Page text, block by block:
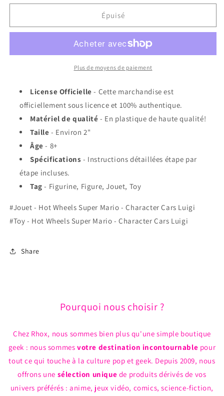
quantité
Jouet
Wheels
-
Cars
Luigi
quantité
Jouet
Hot
Wheels
Super
-
Cars
Luigi
Épuisé
Plus de moyens de paiement
License Officielle - Cette marchandise est
officiellement sous licence et 100% authentique.
Matériel de qualité - En plastique de haute qualité!
Taille - Environ 2"
Âge - 8+
Spécifications - Instructions détaillées étape par
étape incluses.
Tag - Figurine, Figure, Jouet, Toy
#Jouet - Hot Wheels Super Mario - Character Cars Luigi
#Toy - Hot Wheels Super Mario - Character Cars Luigi
Share
Pourquoi nous choisir ?
Chez Rhox, nous sommes bien plus qu'une simple boutique
geek : nous sommesvotre destination incontournable pour
tout ce qui touche à la culture pop et geek. Depuis 2009, nous
offrons une sélection unique de produits dérivés de vos
univers préférés : anime, jeux vidéo, comics, science-fiction,